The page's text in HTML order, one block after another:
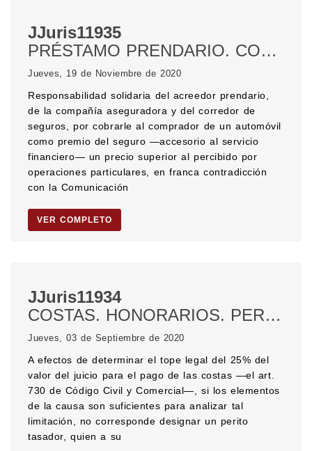
JJuris11935
PRÉSTAMO PRENDARIO. CONTRATO DE SEGURO. DEFENSA DEL CONSUMIDOR. Ley de defensa del consumidor. RESPONSABILIDAD SOLIDARIA.
Jueves, 19 de Noviembre de 2020
Responsabilidad solidaria del acreedor prendario,
de la compañía aseguradora y del corredor de
seguros, por cobrarle al comprador de un automóvil
como premio del seguro —accesorio al servicio
financiero— un precio superior al percibido por
operaciones particulares, en franca contradicción
con la Comunicación
VER COMPLETO
JJuris11934
COSTAS. HONORARIOS. PERITO TASADOR. CÓDIGO CIVIL Y COMERCIAL.
Jueves, 03 de Septiembre de 2020
A efectos de determinar el tope legal del 25% del
valor del juicio para el pago de las costas —el art.
730 de Código Civil y Comercial—, si los elementos
de la causa son suficientes para analizar tal
limitación, no corresponde designar un perito
tasador, quien a su